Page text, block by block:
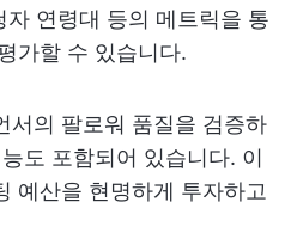
연령대 등의 메트릭을 통
가할 수 있습니다.
서의 팔로워 품질을 검증하
도 포함되어 있습니다. 이
예산을 현명하게 투자하고